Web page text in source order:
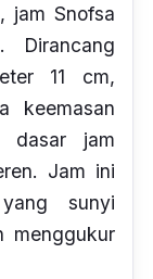
jam Snofsa
Dirancang
11 cm,
keemasan
dasar jam
Jam ini
sunyi
menggukur